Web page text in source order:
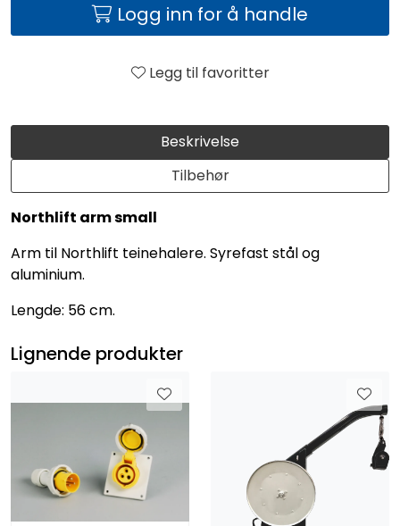
Beskrivelse
Tilbehør
Northlift arm small
Arm til Northlift teinehalere. Syrefast stål og
aluminium.
Lengde: 56 cm.
Logg inn for å handle
Legg til favoritter
Lignende produkter